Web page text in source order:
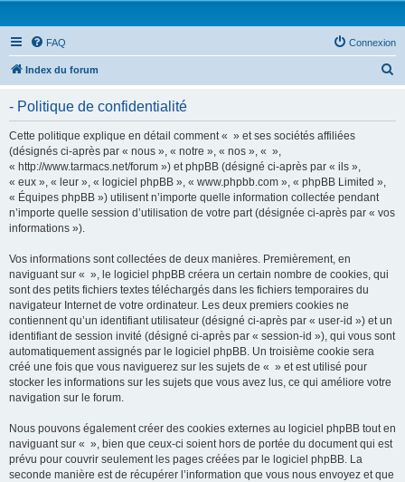
FAQ Connexion
Index du forum
- Politique de confidentialité
Cette politique explique en détail comment « » et ses sociétés affiliées
(désignés ci-après par « nous », « notre », « nos », « »,
« http://www.tarmacs.net/forum ») et phpBB (désigné ci-après par « ils »,
« eux », « leur », « logiciel phpBB », « www.phpbb.com », « phpBB Limited »,
« Équipes phpBB ») utilisent n’importe quelle information collectée pendant
n’importe quelle session d’utilisation de votre part (désignée ci-après par « vos
informations »).
Vos informations sont collectées de deux manières. Premièrement, en
naviguant sur « », le logiciel phpBB créera un certain nombre de cookies, qui
sont des petits fichiers textes téléchargés dans les fichiers temporaires du
navigateur Internet de votre ordinateur. Les deux premiers cookies ne
contiennent qu’un identifiant utilisateur (désigné ci-après par « user-id ») et un
identifiant de session invité (désigné ci-après par « session-id »), qui vous sont
automatiquement assignés par le logiciel phpBB. Un troisième cookie sera
créé une fois que vous naviguerez sur les sujets de « » et est utilisé pour
stocker les informations sur les sujets que vous avez lus, ce qui améliore votre
navigation sur le forum.
Nous pouvons également créer des cookies externes au logiciel phpBB tout en
naviguant sur « », bien que ceux-ci soient hors de portée du document qui est
prévu pour couvrir seulement les pages créées par le logiciel phpBB. La
seconde manière est de récupérer l’information que vous nous envoyez et que